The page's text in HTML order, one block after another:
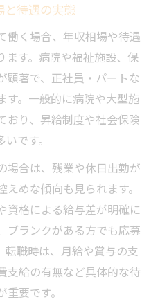
と待遇の実態
働く場合、年収相場や待遇
ます。病院や福祉施設、保
顕著で、正社員・パートな
す。一般的に病院や大型施
おり、昇給制度や社会保険
です。
場合は、残業や休日出勤が
めな傾向も見られます。
資格による給与差が明確に
ブランクがある方でも応募
転職時は、月給や賞与の支
支給の有無など具体的な待
要です。